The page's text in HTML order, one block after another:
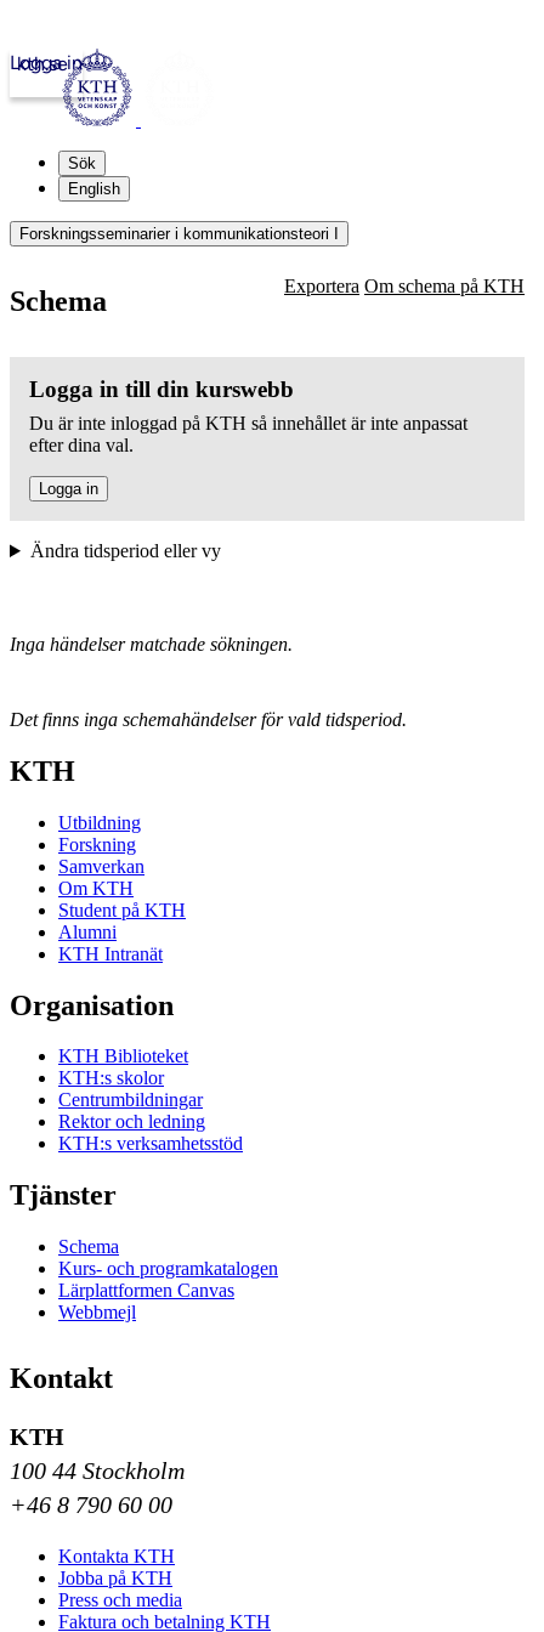
kth.se
Logga in
Sök
English
Forskningsseminarier i kommunikationsteori I
Schema Exportera Om schema på KTH
Logga in till din kurswebb
Du är inte inloggad på KTH så innehållet är inte anpassat
efter dina val.
Logga in
Ändra tidsperiod eller vy
Inga händelser matchade sökningen.
Det finns inga schemahändelser för vald tidsperiod.
KTH
Utbildning
Forskning
Samverkan
Om KTH
Student på KTH
Alumni
KTH Intranät
Organisation
KTH Biblioteket
KTH:s skolor
Centrumbildningar
Rektor och ledning
KTH:s verksamhetsstöd
Tjänster
Schema
Kurs- och programkatalogen
Lärplattformen Canvas
Webbmejl
Kontakt
KTH
100 44 Stockholm
+46 8 790 60 00
Kontakta KTH
Jobba på KTH
Press och media
Faktura och betalning KTH